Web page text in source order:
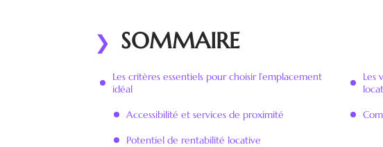
SOMMAIRE
Les critères essentiels pour choisir l’emplacement
idéal
Accessibilité et services de proximité
Potentiel de rentabilité locative
Les